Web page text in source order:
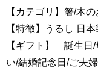
【カテゴリ】箸/木
【特徴】うるし 日
【ギフト】 誕生日/
い/結婚記念日/ご夫